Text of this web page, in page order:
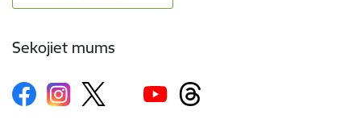
Sekojiet mums